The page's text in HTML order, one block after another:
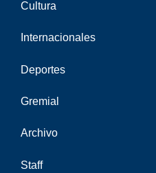
Cultura
Internacionales
Deportes
Gremial
Archivo
Staff